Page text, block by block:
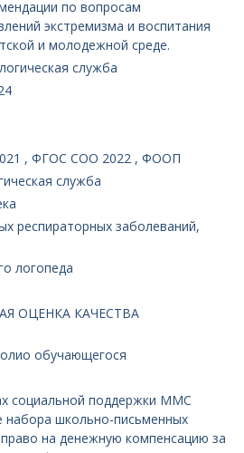
по вопросам
экстремизма и воспитания
и молодежной среде.
служба
, ФГОС СОО 2022 , ФООП
служба
респираторных заболеваний,
логопеда
ОЦЕНКА КАЧЕСТВА
обучающегося
социальной поддержки ММС
набора школьно-письменных
на денежную компенсацию за